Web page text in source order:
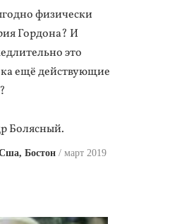
физически
Гордона? И
это
ещё действующие
Болясный.
Бостон март 2019